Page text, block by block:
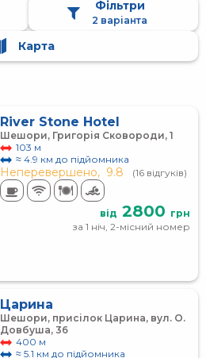
Фільтри
2 варіанта
Карта
River Stone Hotel
Шешори, Григорія Сковороди, 1
103 м
≈ 4.9 км до підйомника
Неперевершено, 9.8 (16 відгуків)
від 2800 грн
за 1 ніч, 2-місний номер
Царина
Шешори, присілок Царина, вул. О.
Довбуша, 36
400 м
≈ 5.1 км до підйомника